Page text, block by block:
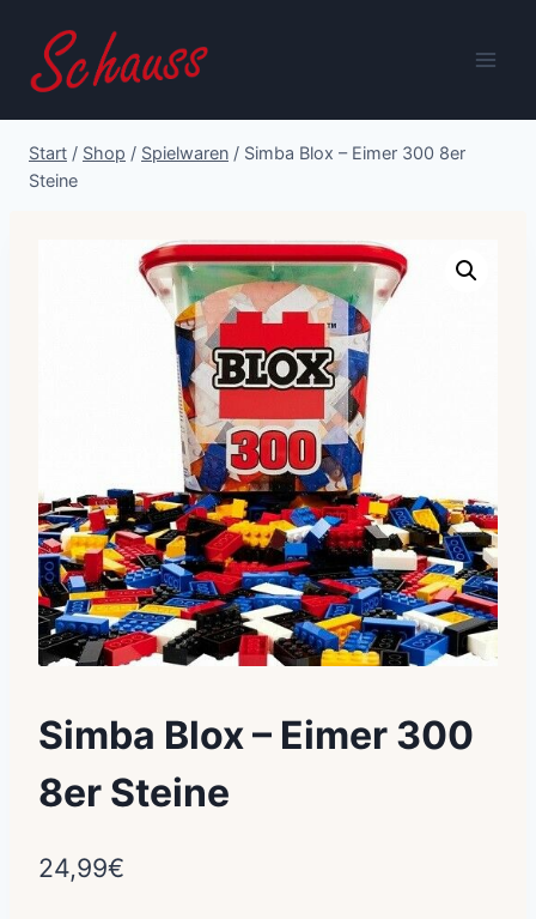
Inhalt
springen
Start / Shop / Spielwaren / Simba Blox – Eimer 300 8er
Steine
Simba Blox – Eimer 300
8er Steine
24,99€